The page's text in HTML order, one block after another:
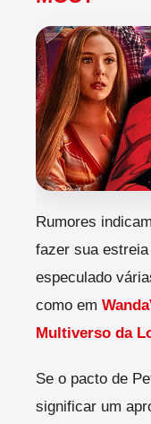
Rumores
fazer sua
especulado
como em
Multiverso da
Se o pacto de
significar um